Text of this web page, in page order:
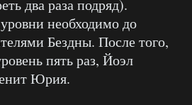
два раза подряд).
необходимо до
Бездны. После того,
пять раз, Йоэл
Юрия.